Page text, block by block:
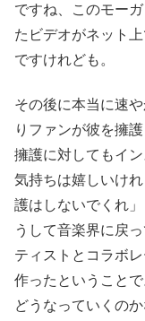
ですね、このモー
たビデオがネット
ですけれども。
その後に本当に速
りファンが彼を擁
擁護に対してもイ
気持ちは嬉しいけ
護はしないでくれ
うして音楽界に戻
ティストとコラボ
作ったということ
どうなっていくの